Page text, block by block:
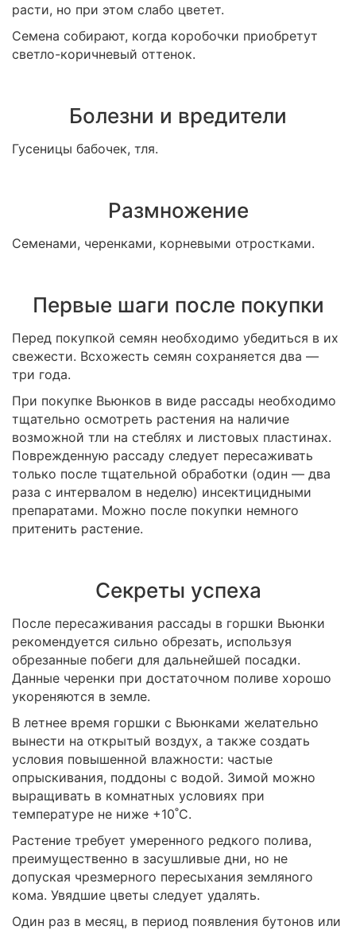
расти, но при этом слабо цветет.
Семена собирают, когда коробочки приобретут
светло-коричневый оттенок.
Болезни и вредители
Гусеницы бабочек, тля.
Размножение
Семенами, черенками, корневыми отростками.
Первые шаги после покупки
Перед покупкой семян необходимо убедиться в их
свежести. Всхожесть семян сохраняется два —
три года.
При покупке Вьюнков в виде рассады необходимо
тщательно осмотреть растения на наличие
возможной тли на стеблях и листовых пластинах.
Поврежденную рассаду следует пересаживать
только после тщательной обработки (один — два
раза с интервалом в неделю) инсектицидными
препаратами. Можно после покупки немного
притенить растение.
Секреты успеха
После пересаживания рассады в горшки Вьюнки
рекомендуется сильно обрезать, используя
обрезанные побеги для дальнейшей посадки.
Данные черенки при достаточном поливе хорошо
укореняются в земле.
В летнее время горшки с Вьюнками желательно
вынести на открытый воздух, а также создать
условия повышенной влажности: частые
опрыскивания, поддоны с водой. Зимой можно
выращивать в комнатных условиях при
температуре не ниже +10˚С.
Растение требует умеренного редкого полива,
преимущественно в засушливые дни, но не
допуская чрезмерного пересыхания земляного
кома. Увядшие цветы следует удалять.
Один раз в месяц, в период появления бутонов или